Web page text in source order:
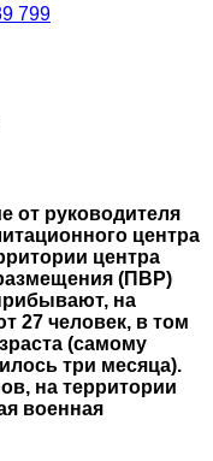
799
от руководителя
центра
центра
(ПВР)
на
27 человек, в том
(самому
три месяца).
на территории
военная